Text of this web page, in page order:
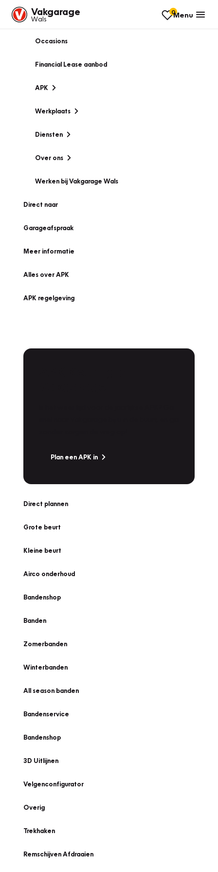
Vakgarage
Wals
0Menu
Occasions
Financial Lease aanbod
APK
Werkplaats
Diensten
Over ons
Werken bij Vakgarage Wals
Direct naar
Garageafspraak
Meer informatie
Alles over APK
APK regelgeving
Plan een APK in
Direct plannen
Grote beurt
Kleine beurt
Airco onderhoud
Bandenshop
Banden
Zomerbanden
Winterbanden
All season banden
Bandenservice
Bandenshop
3D Uitlijnen
Velgenconfigurator
Overig
Trekhaken
Remschijven Afdraaien